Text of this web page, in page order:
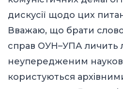
дискусії щодо цих
Вважаю, що брати
справ ОУН–УПА личить
неупередженим
користуються